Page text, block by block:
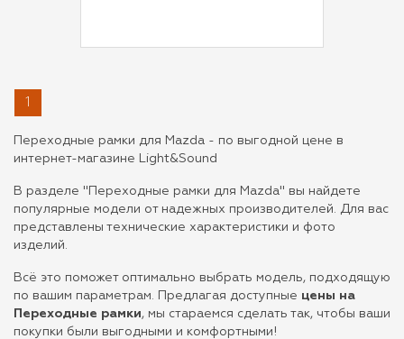
1
Переходные рамки для Mazda - по выгодной цене в
интернет-магазине Light&Sound
В разделе "Переходные рамки для Mazda" вы найдете
популярные модели от надежных производителей. Для вас
представлены технические характеристики и фото
изделий.
Всё это поможет оптимально выбрать модель, подходящую
по вашим параметрам. Предлагая доступные цены на
Переходные рамки, мы стараемся сделать так, чтобы ваши
покупки были выгодными и комфортными!